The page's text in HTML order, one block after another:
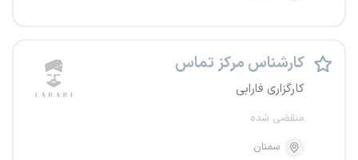
کارشناس مرکز تماس
کارگزاری فارابی
منقضی شده
سمنان